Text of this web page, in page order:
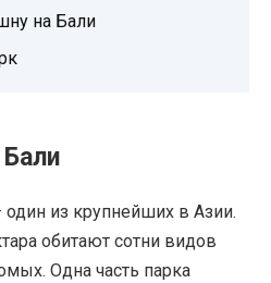
на Бали
из крупнейших в Азии.
обитают сотни видов
Одна часть парка